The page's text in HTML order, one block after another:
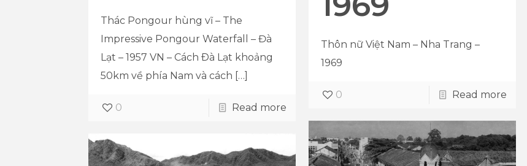
Thác Pongour hùng vĩ – The
Impressive Pongour Waterfall – Đà
Lạt – 1957 VN – Cách Ðà Lạt khoảng
50km về phía Nam và cách […]
0 Read more
Thôn nữ Việt Nam – Nha Trang –
1969
0 Read more